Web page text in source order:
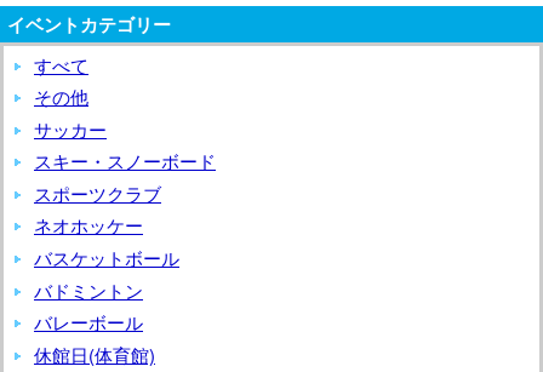
大
会
ッ
カ
長
杯
フ
ッ
ト
サ
ル
イベントカテゴリー
すべて
その他
サッカー
スキー・スノーボード
スポーツクラブ
ネオホッケー
バスケットボール
バドミントン
バレーボール
休館日(体育館)